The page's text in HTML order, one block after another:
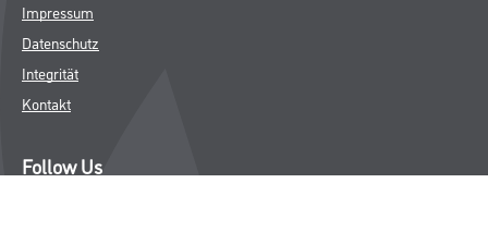
Impressum
Datenschutz
Integrität
Kontakt
Follow Us